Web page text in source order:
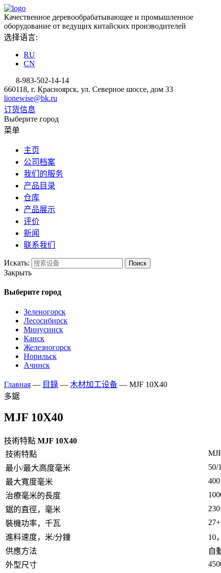
Качественное деревообрабатывающее и промышленное
оборудование от ведущих китайских производителей
选择语言:
RU
CN
8-983-502-14-14
660118, г. Красноярск, ул. Северное шоссе, дом 33
lionewise@bk.ru
订货信息
Выберите город
菜单
主页
公司档案
我们的服务
产品目录
仓库
产品展示
评价
新闻
联系我们
Искать: Поиск
Закрыть
Выберите город
Зеленогорск
Лесосибирск
Минусинск
Канск
Железногорск
Норильск
Ачинск
Главная — 目錄 — 木材加工设备 — MJF 10X40
多鋸
MJF 10X40
技術特點 MJF 10X40
技術特點
最小/最大高度毫米
50/
最大寬度毫米
400
治療毫米的長度
鋸的直徑，毫米
裝機功率，千瓦
進料速度，米/分鐘
10
供應方法
自
外型尺寸